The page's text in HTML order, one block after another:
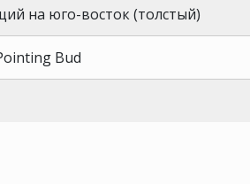
на юго-восток (толстый)
Bud